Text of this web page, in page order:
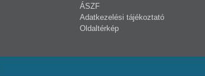
ÁSZF
Adatkezelési tájékoztató
Oldaltérkép